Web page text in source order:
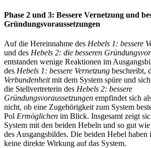
Phase 2 und 3: Bessere Vernetzung und
Gründungsvoraussetzungen
Auf die Hereinnahme des Hebels 1: bessere
und des Hebels 2: die besseren
entstanden wenige Reaktionen im
des Hebels 1: bessere Vernetzung beschreibt,
Verbundenheitmit dem System spüre und
die Stellvertreterin des Hebels 2: bessere
Gründungsvoraussetzungen empfindet sich
nicht, ob eine Zugehörigkeit zum System
Pol Ermöglichen im Blick. Insgesamt zeigt
System mit den beiden Hebeln und so gut
des Ausgangsbildes. Die beiden Hebel haben
keine direkte Wirkung auf das System.